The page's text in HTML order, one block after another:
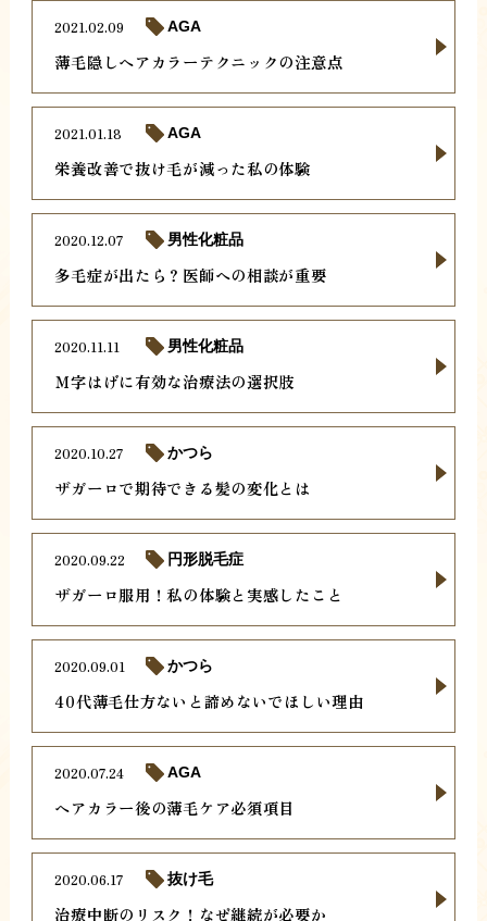
薄毛隠しヘアカラーテクニックの注意点
2021.02.09 AGA
栄養改善で抜け毛が減った私の体験
2021.01.18 AGA
多毛症が出たら？医師への相談が重要
2020.12.07 男性化粧品
Ｍ字はげに有効な治療法の選択肢
2020.11.11 男性化粧品
ザガーロで期待できる髪の変化とは
2020.10.27 かつら
ザガーロ服用！私の体験と実感したこと
2020.09.22 円形脱毛症
40代薄毛仕方ないと諦めないでほしい理由
2020.09.01 かつら
ヘアカラー後の薄毛ケア必須項目
2020.07.24 AGA
治療中断のリスク！なぜ継続が必要か
2020.06.17 抜け毛